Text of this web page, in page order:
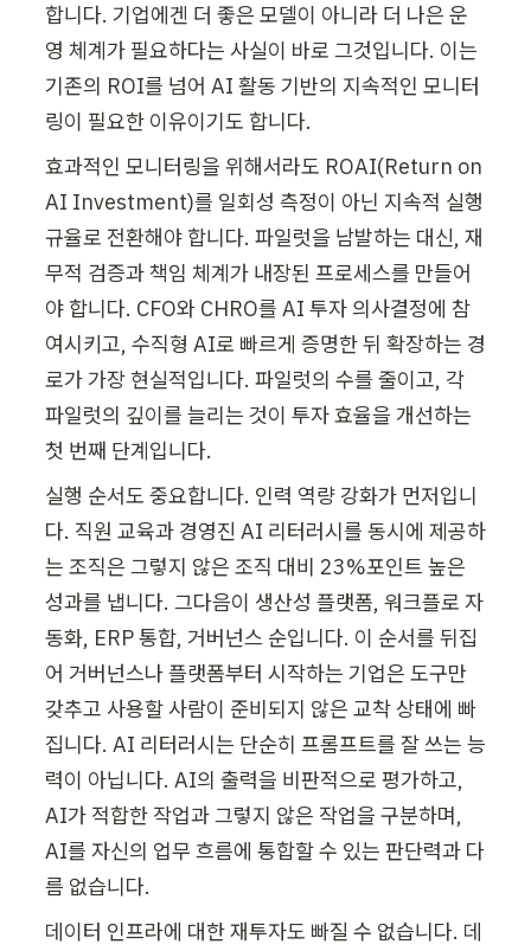
합니다. 기업에겐 더 좋은 모델이 아니라 더 나은 운
영 체계가 필요하다는 사실이 바로 그것입니다. 이는
기존의 ROI를 넘어 AI 활동 기반의 지속적인 모니터
링이 필요한 이유이기도 합니다.
효과적인 모니터링을 위해서라도 ROAI(Return on
AI Investment)를 일회성 측정이 아닌 지속적 실행
규율로 전환해야 합니다. 파일럿을 남발하는 대신, 재
무적 검증과 책임 체계가 내장된 프로세스를 만들어
야 합니다. CFO와 CHRO를 AI 투자 의사결정에 참
여시키고, 수직형 AI로 빠르게 증명한 뒤 확장하는 경
로가 가장 현실적입니다. 파일럿의 수를 줄이고, 각
파일럿의 깊이를 늘리는 것이 투자 효율을 개선하는
첫 번째 단계입니다.
실행 순서도 중요합니다. 인력 역량 강화가 먼저입니
다. 직원 교육과 경영진 AI 리터러시를 동시에 제공하
는 조직은 그렇지 않은 조직 대비 23%포인트 높은
성과를 냅니다. 그다음이 생산성 플랫폼, 워크플로 자
동화, ERP 통합, 거버넌스 순입니다. 이 순서를 뒤집
어 거버넌스나 플랫폼부터 시작하는 기업은 도구만
갖추고 사용할 사람이 준비되지 않은 교착 상태에 빠
집니다. AI 리터러시는 단순히 프롬프트를 잘 쓰는 능
력이 아닙니다. AI의 출력을 비판적으로 평가하고,
AI가 적합한 작업과 그렇지 않은 작업을 구분하며,
AI를 자신의 업무 흐름에 통합할 수 있는 판단력과 다
름 없습니다.
데이터 인프라에 대한 재투자도 빠질 수 없습니다. 데